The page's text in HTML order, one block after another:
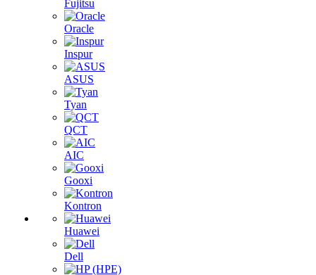
Fujitsu
Oracle
Inspur
ASUS
Tyan
QCT
AIC
Gooxi
Kontron
Huawei
Dell